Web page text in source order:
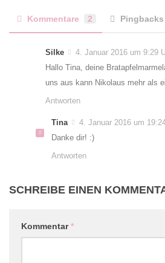
Kommentare 2 Pingbacks
Silke
4. Januar 2016 um 9:29
Hallo Tina, deine
uns aus kann Nikolaus mehr als
Antworten
Tina
4. Januar 2016 um
Danke dir! :)
Antworten
SCHREIBE EINEN
Kommentar*